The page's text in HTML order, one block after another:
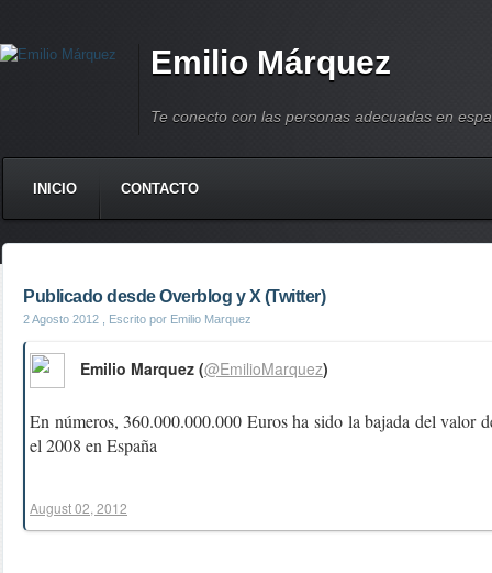
Emilio Márquez
Te conecto con las personas adecuadas en
INICIO CONTACTO
Publicado desde Overblog y X (Twitter)
2 Agosto 2012 , Escrito por Emilio Marquez
En números, 360.000.000.000 Euros ha sido la bajada del valor
el 2008 en España
Emilio Marquez (@EmilioMarquez)
August 02, 2012